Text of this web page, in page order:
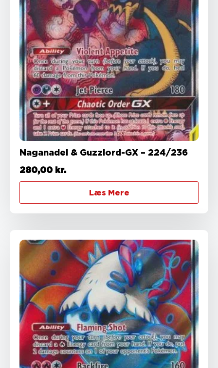
Naganadel & Guzzlord-GX – 224/236
280,00 kr.
Læs Mere